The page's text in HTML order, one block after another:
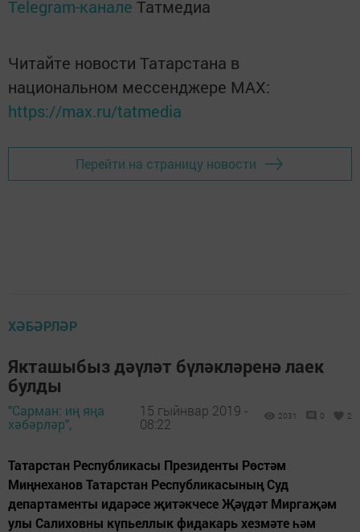
Telegram-канале Татмедиа
Читайте новости Татарстана в
национальном мессенджере MАХ:
https://max.ru/tatmedia
Перейти на страницу новости
ХӘБӘРЛӘР
Якташыбыз дәүләт бүләкләренә лаек
булды
"Сарман: иң яңа
хәбәрләр",
15 гыйнвар 2019 -
08:22
2031 0 2
Татарстан Республикасы Президенты Рөстәм
Миңнеханов Татарстан Республикасының Суд
департаменты идарәсе җитәкчесе Җәүдәт Миргаҗәм
улы Салиховны күпьеллык фидакарь хезмәте һәм